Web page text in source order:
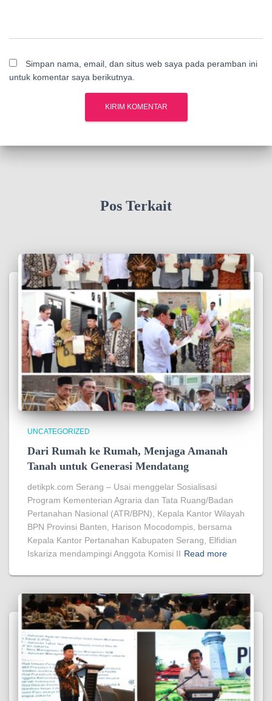
Simpan nama, email, dan situs web saya pada peramban ini
untuk komentar saya berikutnya.
Pos Terkait
UNCATEGORIZED
Dari Rumah ke Rumah, Menjaga Amanah
Tanah untuk Generasi Mendatang
detikpk.com Serang – Usai menggelar Sosialisasi
Program Kementerian Agraria dan Tata Ruang/Badan
Pertanahan Nasional (ATR/BPN), Kepala Kantor Wilayah
BPN Provinsi Banten, Harison Mocodompis, bersama
Kepala Kantor Pertanahan Kabupaten Serang, Elfidian
Iskariza mendampingi Anggota Komisi II Read more